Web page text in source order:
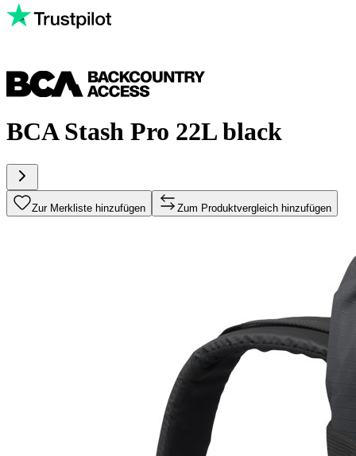
BCA Stash Pro 22L black
Zur Merkliste hinzufügen Zum Produktvergleich hinzufügen